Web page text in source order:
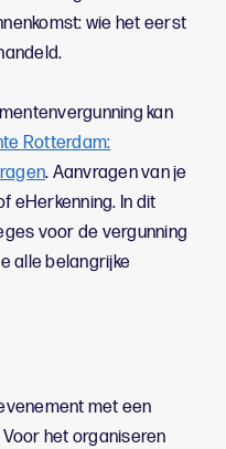
wie het eerst
kan
Rotterdam:
. Aanvragen van je
eHerkenning. In dit
voor de vergunning
alle belangrijke
met een
het organiseren